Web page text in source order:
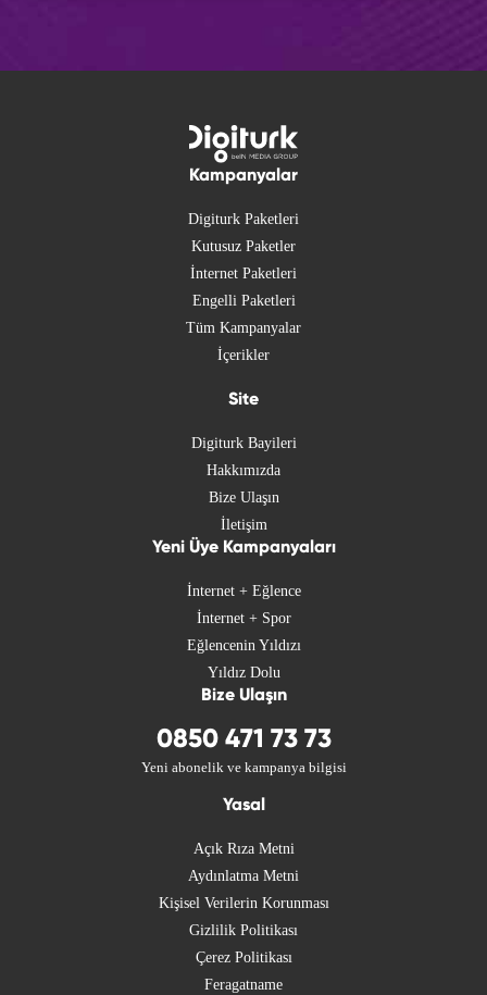
Kampanyalar
Digiturk Paketleri
Kutusuz Paketler
İnternet Paketleri
Engelli Paketleri
Tüm Kampanyalar
İçerikler
Site
Digiturk Bayileri
Hakkımızda
Bize Ulaşın
İletişim
Yeni Üye Kampanyaları
İnternet + Eğlence
İnternet + Spor
Eğlencenin Yıldızı
Yıldız Dolu
Bize Ulaşın
0850 471 73 73
Yeni abonelik ve kampanya bilgisi
Yasal
Açık Rıza Metni
Aydınlatma Metni
Kişisel Verilerin Korunması
Gizlilik Politikası
Çerez Politikası
Feragatname